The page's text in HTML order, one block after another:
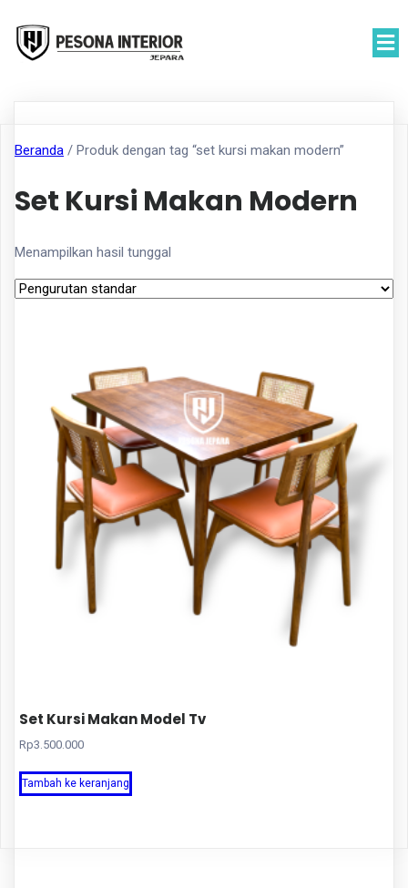
Beranda / Produk dengan tag “set kursi makan modern”
Set Kursi Makan Modern
Menampilkan hasil tunggal
Set Kursi Makan Model Tv
Rp3.500.000
Tambah ke keranjang